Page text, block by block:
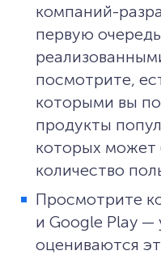
компаний-
первую
посмотрите,
которыми вы
продукты
которых может
количество
Просмотрите
и Google Play —
оцениваются